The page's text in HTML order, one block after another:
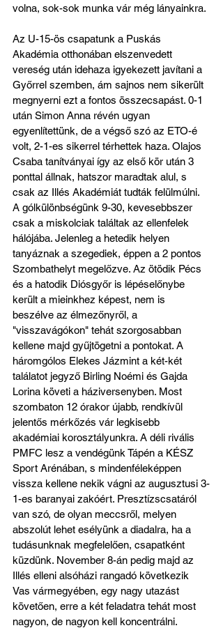
volna, sok-sok munka vár még lányainkra.
Az U-15-ös csapatunk a Puskás
Akadémia otthonában elszenvedett
vereség után idehaza igyekezett javítani a
Győrrel szemben, ám sajnos nem sikerült
megnyerni ezt a fontos összecsapást. 0-1
után Simon Anna révén ugyan
egyenlítettünk, de a végső szó az ETO-é
volt, 2-1-es sikerrel térhettek haza. Olajos
Csaba tanítványai így az első kör után 3
ponttal állnak, hatszor maradtak alul, s
csak az Illés Akadémiát tudták felülmúlni.
A gólkülönbségünk 9-30, kevesebbszer
csak a miskolciak találtak az ellenfelek
hálójába. Jelenleg a hetedik helyen
tanyáznak a szegediek, éppen a 2 pontos
Szombathelyt megelőzve. Az ötödik Pécs
és a hatodik Diósgyőr is lépéselőnybe
került a mieinkhez képest, nem is
beszélve az élmezőnyről, a
"visszavágókon" tehát szorgosabban
kellene majd gyűjtögetni a pontokat. A
háromgólos Elekes Jázmint a két-két
találatot jegyző Birling Noémi és Gajda
Lorina követi a háziversenyben. Most
szombaton 12 órakor újabb, rendkívül
jelentős mérkőzés vár legkisebb
akadémiai korosztályunkra. A déli rivális
PMFC lesz a vendégünk Tápén a KÉSZ
Sport Arénában, s mindenféleképpen
vissza kellene nekik vágni az augusztusi 3-
1-es baranyai zakóért. Presztízscsatáról
van szó, de olyan meccsről, melyen
abszolút lehet esélyünk a diadalra, ha a
tudásunknak megfelelően, csapatként
küzdünk. November 8-án pedig majd az
Illés elleni alsóházi rangadó következik
Vas vármegyében, egy nagy utazást
követően, erre a két feladatra tehát most
nagyon, de nagyon kell koncentrálni.